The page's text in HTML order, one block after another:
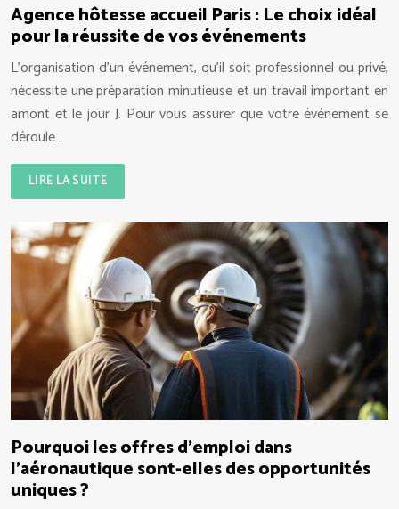
Agence hôtesse accueil Paris : Le choix idéal
pour la réussite de vos événements
L’organisation d’un événement, qu’il soit professionnel ou privé,
nécessite une préparation minutieuse et un travail important en
amont et le jour J. Pour vous assurer que votre événement se
déroule…
LIRE LA SUITE
Pourquoi les offres d’emploi dans
l’aéronautique sont-elles des opportunités
uniques ?